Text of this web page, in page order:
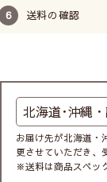
送料の確認
お届け先が北海道・
更させていただき、
※送料は商品スペッ